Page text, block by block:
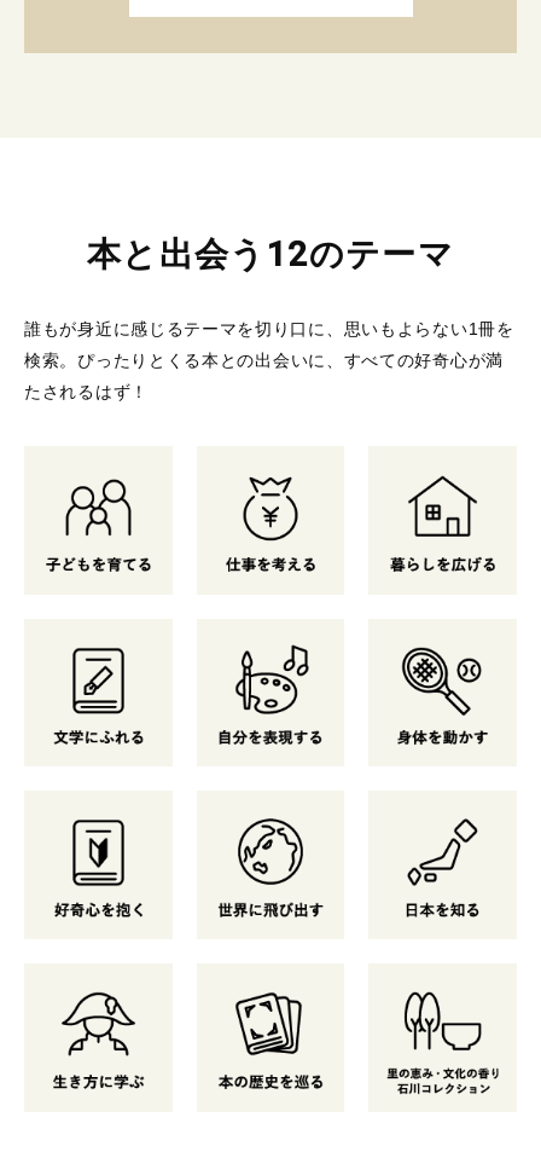
本と出会う12のテーマ
誰もが身近に感じるテーマを切り口に、思いもよらない1冊を
検索。 ぴったりとくる本との出会いに、すべての好奇心が満
たされるはず！